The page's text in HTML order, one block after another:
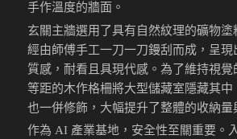
手作溫度的牆面。
玄關主牆選用了具有自然紋理的礦物塗
經由師傅手工一刀一刀鏝刮而成，呈現
質感，耐看且具現代感。為了維持視覺
等距的木作格柵將大型儲藏室隱藏其
也一併修飾，大幅提升了整體的收納量
作為 AI 產業基地，安全性至關重要。